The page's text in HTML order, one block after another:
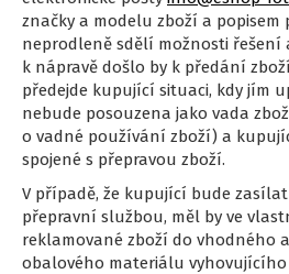
značky a modelu zboží a popisem
neprodleně sdělí možnosti řešení
k nápravě došlo by k předání
předejde kupující situaci, kdy jím
nebude posouzena jako vada
o vadné používání zboží) a
spojené s přepravou zboží.
V případě, že kupující bude
přepravní službou, měl by ve
reklamované zboží do vhodného
obalového materiálu